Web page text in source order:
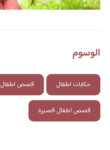
الوسوم
حكايات اطفال قصص اطفال
قصص اطفال قصيرة